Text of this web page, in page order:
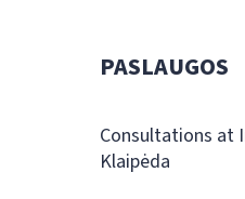
PASLAUGOS
Consultations at
Klaipėda